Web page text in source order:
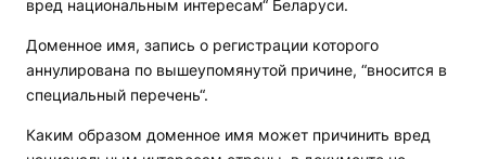
вред национальным интересам“ Беларуси.
Доменное имя, запись о регистрации которого
аннулирована по вышеупомянутой причине, “вносится в
специальный перечень“.
Каким образом доменное имя может причинить вред